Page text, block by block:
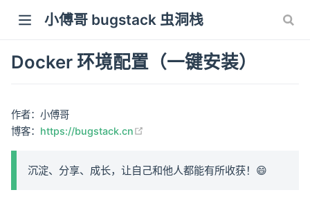
小傅哥 bugstack 虫洞栈
Docker 环境配置（一键安装）
作者：小傅哥
博客： https://bugstack.cn
沉淀、分享、成长，让自己和他人都能有所收获！😄